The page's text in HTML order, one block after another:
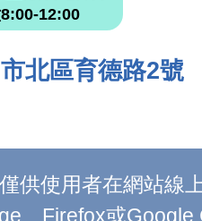
12:00
北區育德路2號
使用者在網站線
、Firefox或Google